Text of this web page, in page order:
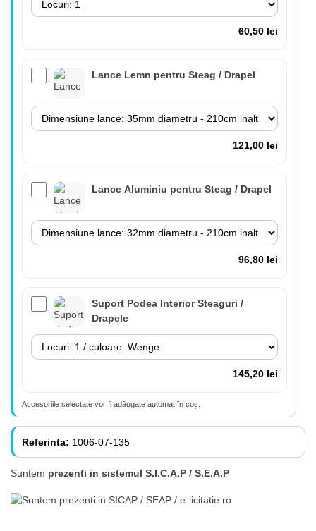
60,50 lei
Lance Lemn pentru Steag / Drapel
121,00 lei
Lance Aluminiu pentru Steag / Drapel
96,80 lei
Suport Podea Interior Steaguri /
Drapele
145,20 lei
Lance 180cm cu suport perete inclus
Accesoriile selectate vor fi adăugate automat în coș.
Referinta: 1006-07-135
Suntem prezenti in sistemul S.I.C.A.P / S.E.A.P